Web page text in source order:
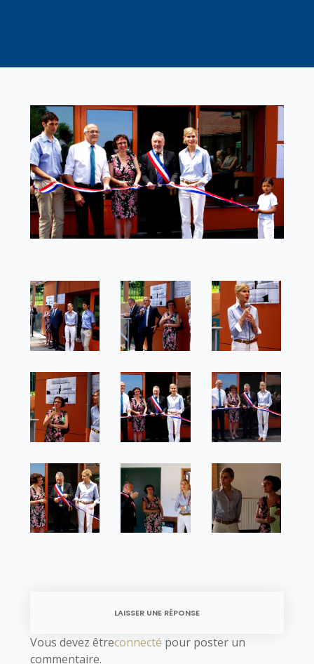
LAISSER UNE RÉPONSE
Vous devez êtreconnecté pour poster un
commentaire.